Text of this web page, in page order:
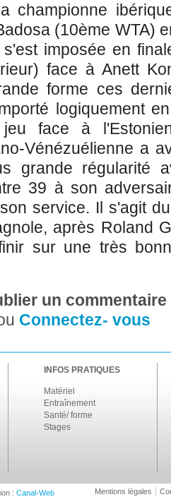
championne
(10ème WTA)
s'est imposée en
face àAnett
forme ces
logiquement
face à
Vénézuélienne a
grande régularité
39 à son
service. Il s'agit
après Roland
sur une très
un
Connectez- vous
INFOS PRATIQUES
Matériel
Entraînement
Santé/ forme
Stages
: Canal-Web Mentions légales